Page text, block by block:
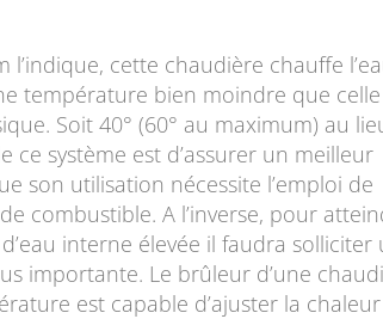
l’indique, cette chaudière chauffe
température bien moindre que
Soit 40° (60° au maximum) au
ce système est d’assurer un meilleur
son utilisation nécessite l’emploi de
combustible. A l’inverse, pour
interne élevée il faudra solliciter
importante. Le brûleur d’une
est capable d’ajuster la